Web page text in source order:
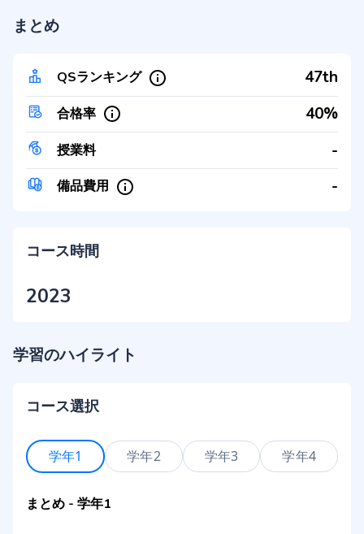
まとめ
QSランキング 47th
合格率 40%
授業料 -
備品費用 -
コース時間
2023
学習のハイライト
コース選択
学年1 学年2 学年3 学年4
まとめ - 学年1